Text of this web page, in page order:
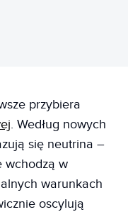
przybiera
. Według nowych
się neutrina –
wchodzą w
warunkach
oscylują